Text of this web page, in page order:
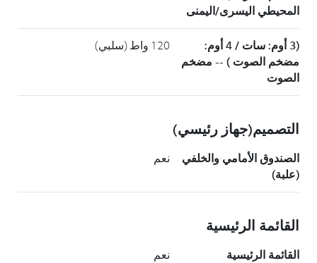
المحيطي اليسرى/اليمنى
(3 أوم: سات / 4 أوم:
مضخم الصوت ) -- مضخم
الصوت
120 واط (سلبي)
التصميم(جهاز رئيسي)
الصندوق الأمامي والخلفي
(علبة)
نعم
القائمة الرئيسية
القائمة الرئيسية نعم